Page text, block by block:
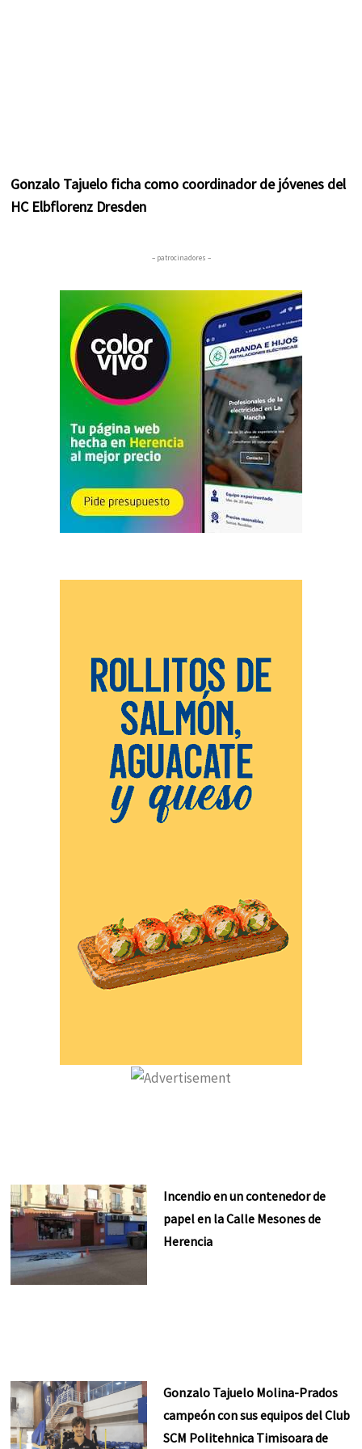
Gonzalo Tajuelo ficha como coordinador de jóvenes del
HC Elbflorenz Dresden
– patrocinadores –
Incendio en un contenedor de
papel en la Calle Mesones de
Herencia
Gonzalo Tajuelo Molina-Prados
campeón con sus equipos del Club
SCM Politehnica Timisoara de